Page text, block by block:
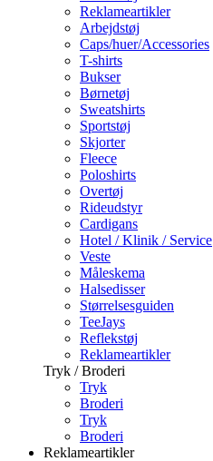
Reklameartikler
Arbejdstøj
Caps/huer/Accessories
T-shirts
Bukser
Børnetøj
Sweatshirts
Sportstøj
Skjorter
Fleece
Poloshirts
Overtøj
Rideudstyr
Cardigans
Hotel / Klinik / Service
Veste
Måleskema
Halsedisser
Størrelsesguiden
TeeJays
Reflekstøj
Reklameartikler
Tryk / Broderi
Tryk
Broderi
Tryk
Broderi
Reklameartikler